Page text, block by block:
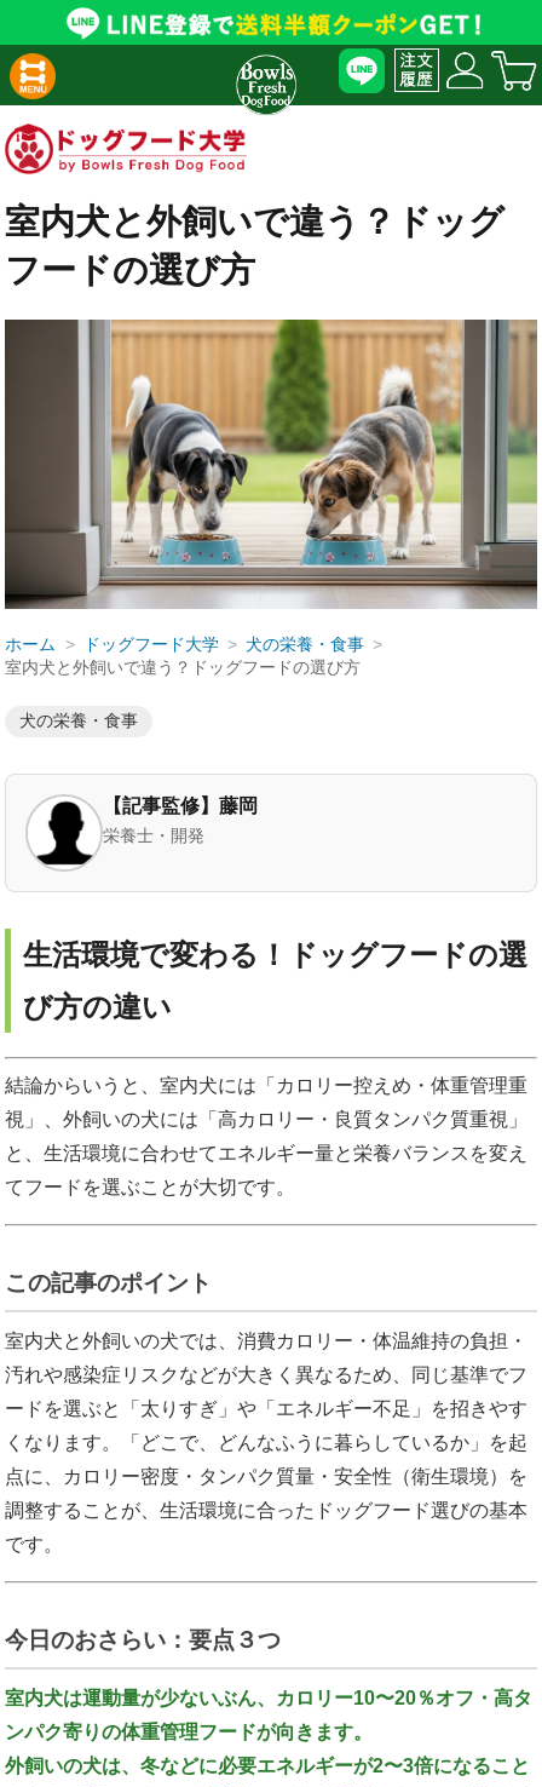
室内犬と外飼いで違う？ドッグ
フードの選び方
ホーム ドッグフード大学
犬の栄養・食事
室内犬と外飼いで違う？ドッグフードの選び方
犬の栄養・食事
【記事監修】藤岡
栄養士・開発
生活環境で変わる！ドッグフードの選
び方の違い
結論からいうと、室内犬には「カロリー控えめ・体重管理重
視」、外飼いの犬には「高カロリー・良質タンパク質重視」
と、生活環境に合わせてエネルギー量と栄養バランスを変え
てフードを選ぶことが大切です。
この記事のポイント
室内犬と外飼いの犬では、消費カロリー・体温維持の負担・
汚れや感染症リスクなどが大きく異なるため、同じ基準でフ
ードを選ぶと「太りすぎ」や「エネルギー不足」を招きやす
くなります。「どこで、どんなふうに暮らしているか」を起
点に、カロリー密度・タンパク質量・安全性（衛生環境）を
調整することが、生活環境に合ったドッグフード選びの基本
です。
今日のおさらい：要点３つ
室内犬は運動量が少ないぶん、カロリー10〜20％オフ・高タ
ンパク寄りの体重管理フードが向きます。
外飼いの犬は、冬などに必要エネルギーが2〜3倍になること